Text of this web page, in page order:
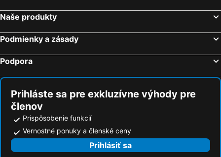
Hotely Altenmarkt im Pongau
Hotely Bad Ischl
Hotely Wagrain
Hotely Längenfeld
Hotely Bad Mitterndorf
Hotely Heiligenblut
Naše produkty
Podmienky a zásady
Podpora
Prihláste sa pre exkluzívne výhody pre
členov
Prispôsobenie funkcií
Vernostné ponuky a členské ceny
Prihlásiť sa